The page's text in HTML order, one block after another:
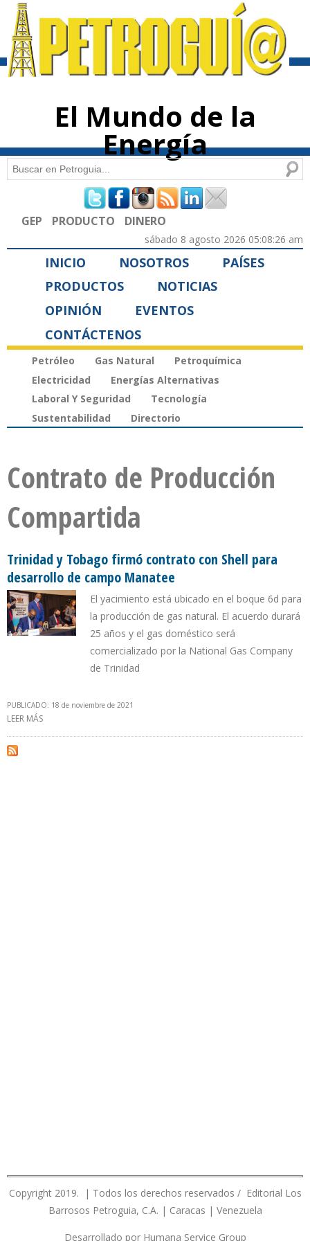
contenido
El Mundo de la
Energía
Formulario de búsqueda
Buscar
GEP PRODUCTO DINERO
sábado 8 agosto 2026 05:08:26 am
INICIO NOSOTROS
PAÍSES
PRODUCTOS
NOTICIAS
OPINIÓN
EVENTOS
CONTÁCTENOS
Petróleo Gas Natural
Petroquímica
Electricidad
Energías Alternativas
Laboral Y Seguridad
Tecnología
Sustentabilidad
Directorio
Contrato de Producción
Compartida
Trinidad y Tobago firmó contrato con Shell para
desarrollo de campo Manatee
El yacimiento está ubicado en el boque 6d para
la producción de gas natural. El acuerdo durará
25 años y el gas doméstico será
comercializado por la National Gas Company
de Trinidad
PUBLICADO: 18 de noviembre de 2021
LEER MÁS
Copyright 2019. | Todos los derechos reservados / Editorial Los
Barrosos Petroguia, C.A. | Caracas | Venezuela
Desarrollado por Humana Service Group